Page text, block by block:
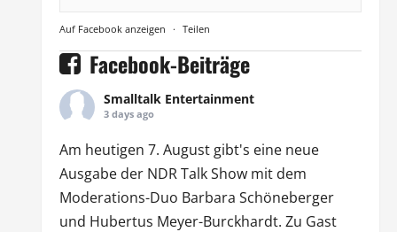
Auf Facebook anzeigen · Teilen
Facebook-Beiträge
Smalltalk Entertainment
3 days ago
Am heutigen 7. August gibt's eine neue
Ausgabe der NDR Talk Showmit dem
Moderations-Duo Barbara Schöneberger
und Hubertus Meyer-Burckhardt. Zu Gast